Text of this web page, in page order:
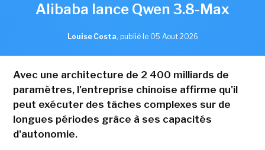
Alibaba lance Qwen 3.8-Max
Louise Costa, publié le 05 Aout 2026
Avec une architecture de 2 400 milliards de
paramètres, l'entreprise chinoise affirme qu'il
peut exécuter des tâches complexes sur de
longues périodes grâce à ses capacités
d'autonomie.